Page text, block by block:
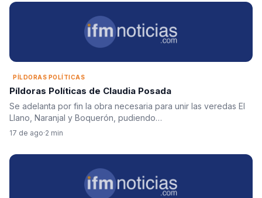
PÍLDORAS POLÍTICAS
Píldoras Políticas de Claudia Posada
Se adelanta por fin la obra necesaria para unir las veredas El
Llano, Naranjal y Boquerón, pudiendo…
17 de ago·2 min